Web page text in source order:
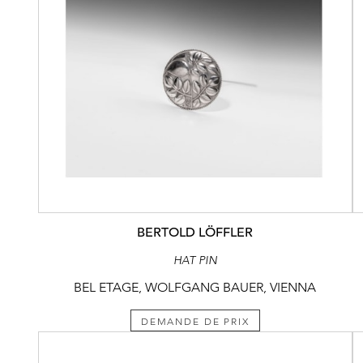
BERTOLD LÖFFLER
HAT PIN
BEL ETAGE, WOLFGANG BAUER, VIENNA
DEMANDE DE PRIX